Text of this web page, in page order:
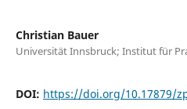
Christian Bauer
Universität Innsbruck; Institut für
DOI: https://doi.org/10.17879/